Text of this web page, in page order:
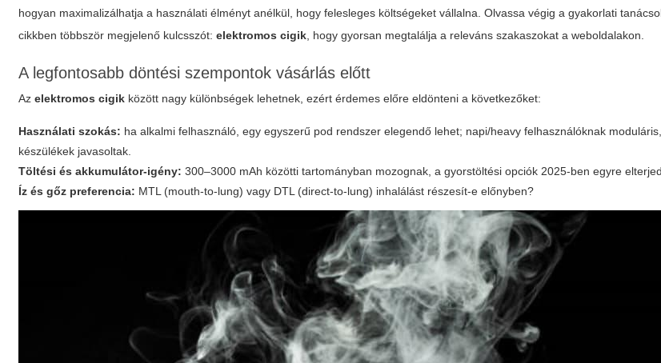
hogyan maximalizálhatja a használati élményt anélkül, hogy felesleges költségeket vállalna. Olvassa végig a gyakorlati
cikkben többször megjelenő kulcsszót:elektromos cigik , hogy gyorsan megtalálja a releváns szakaszokat a weboldalakon.
A legfontosabb döntési szempontok vásárlás előtt
Azelektromos cigik között nagy különbségek lehetnek, ezért érdemes előre eldönteni a következőket:
Használati szokás: ha alkalmi felhasználó, egy egyszerű pod rendszer elegendő lehet; napi/heavy felhasználóknak
készülékek javasoltak.
Töltési és akkumulátor-igény: 300–3000 mAh közötti tartományban mozognak, a gyorstöltési opciók 2025-ben egyre
Íz és gőz preferencia: MTL (mouth-to-lung) vagy DTL (direct-to-lung) inhalálást részesít-e előnyben?